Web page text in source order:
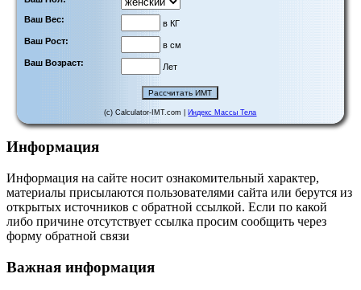
Ваш Вес:
в КГ
Ваш Рост:
в см
Ваш Возраст:
Лет
(c) Calculator-IMT.com | Индекс Массы Тела
Информация
Информация на сайте носит ознакомительный характер,
материалы присылаются пользователями сайта или берутся из
открытых источников с обратной ссылкой. Если по какой
либо причине отсутствует ссылка просим сообщить через
форму обратной связи
Важная информация